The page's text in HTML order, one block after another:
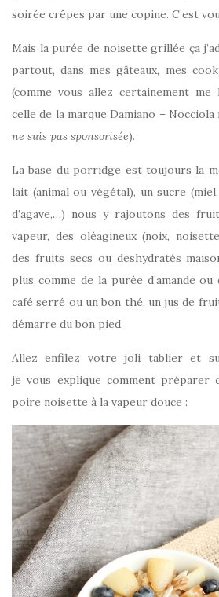
soirée crêpes par une copine. C’est
Mais la purée de noisette grillée ça
partout, dans mes gâteaux, mes
(comme vous allez certainement me
celle de la marque Damiano –
ne suis pas sponsorisée).
La base du porridge est toujours la
lait (animal ou végétal), un sucre
d’agave,…) nous y rajoutons des
vapeur, des oléagineux (noix,
des fruits secs ou deshydratés
plus comme de la purée d’amande
café serré ou un bon thé, un jus de
démarre du bon pied.
Allez enfilez votre joli tablier et
je vous explique comment préparer
poire noisette à la vapeur douce :